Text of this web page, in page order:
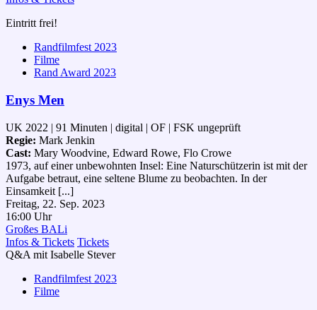
Eintritt frei!
Randfilmfest 2023
Filme
Rand Award 2023
Enys Men
UK 2022 | 91 Minuten | digital | OF | FSK ungeprüft
Regie: Mark Jenkin
Cast: Mary Woodvine, Edward Rowe, Flo Crowe
1973, auf einer unbewohnten Insel: Eine Naturschützerin ist mit der
Aufgabe betraut, eine seltene Blume zu beobachten. In der
Einsamkeit [...]
Freitag, 22. Sep. 2023
16:00 Uhr
Großes BALi
Infos & Tickets Tickets
Q&A mit Isabelle Stever
Randfilmfest 2023
Filme